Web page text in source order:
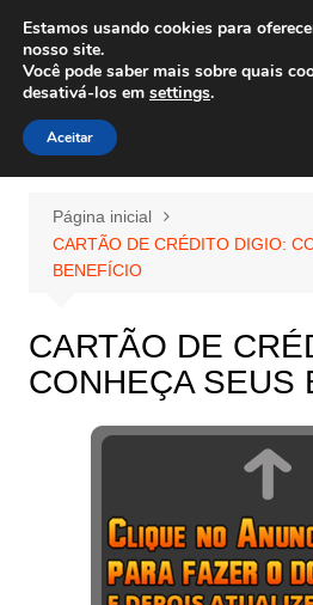
para
conteúdo
Wiley Wales
corais algas e vida marinha
Página inicial
CARTÃO DE CRÉDITO DIGIO:
BENEFÍCIO
CARTÃO DE
CONHEÇA SEUS
Estamos usando cookies para
nosso site.
Você pode saber mais sobre quais
desativá-los em settings.
Aceitar